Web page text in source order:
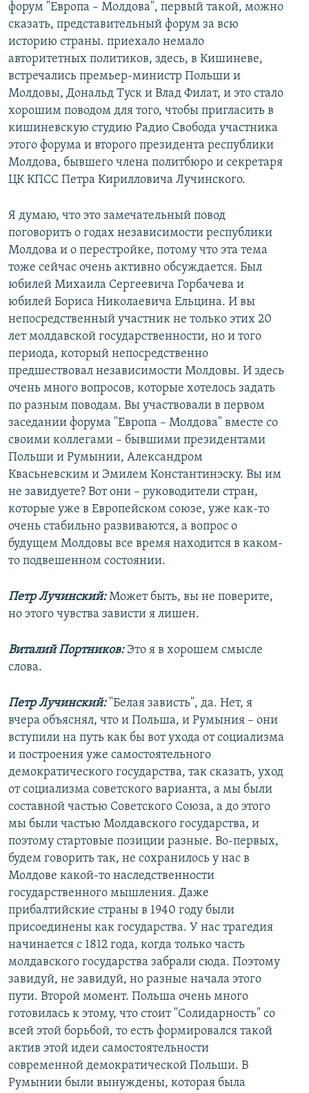
форум "Европа – Молдова", первый такой, можно
сказать, представительный форум за всю
историю страны. приехало немало
авторитетных политиков, здесь, в Кишиневе,
встречались премьер-министр Польши и
Молдовы, Дональд Туск и Влад Филат, и это стало
хорошим поводом для того, чтобы пригласить в
кишиневскую студию Радио Свобода участника
этого форума и второго президента республики
Молдова, бывшего члена политбюро и секретаря
ЦК КПСС Петра Кирилловича Лучинского.
Я думаю, что это замечательный повод
поговорить о годах независимости республики
Молдова и о перестройке, потому что эта тема
тоже сейчас очень активно обсуждается. Был
юбилей Михаила Сергеевича Горбачева и
юбилей Бориса Николаевича Ельцина. И вы
непосредственный участник не только этих 20
лет молдавской государственности, но и того
периода, который непосредственно
предшествовал независимости Молдовы. И здесь
очень много вопросов, которые хотелось задать
по разным поводам. Вы участвовали в первом
заседании форума "Европа – Молдова" вместе со
своими коллегами – бывшими президентами
Польши и Румынии, Александром
Квасьневским и Эмилем Константинэску. Вы им
не завидуете? Вот они – руководители стран,
которые уже в Европейском союзе, уже как-то
очень стабильно развиваются, а вопрос о
будущем Молдовы все время находится в каком-
то подвешенном состоянии.
Петр Лучинский:Может быть, вы не поверите,
но этого чувства зависти я лишен.
Виталий Портников:Это я в хорошем смысле
слова.
Петр Лучинский:"Белая зависть", да. Нет, я
вчера объяснял, что и Польша, и Румыния – они
вступили на путь как бы вот ухода от социализма
и построения уже самостоятельного
демократического государства, так сказать, уход
от социализма советского варианта, а мы были
составной частью Советского Союза, а до этого
мы были частью Молдавского государства, и
поэтому стартовые позиции разные. Во-первых,
будем говорить так, не сохранилось у нас в
Молдове какой-то наследственности
государственного мышления. Даже
прибалтийские страны в 1940 году были
присоединены как государства. У нас трагедия
начинается с 1812 года, когда только часть
молдавского государства забрали сюда. Поэтому
завидуй, не завидуй, но разные начала этого
пути. Второй момент. Польша очень много
готовилась к этому, что стоит "Солидарность" со
всей этой борьбой, то есть формировался такой
актив этой идеи самостоятельности
современной демократической Польши. В
Румынии были вынуждены, которая была